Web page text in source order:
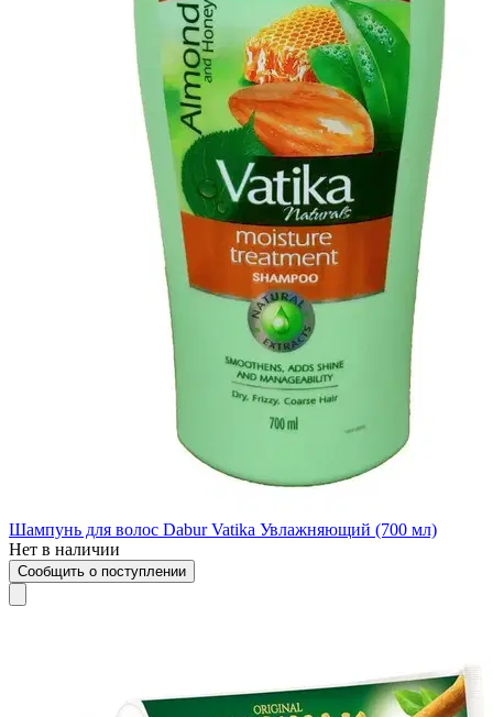
Шампунь для волос Dabur Vatika Увлажняющий (700 мл)
Нет в наличии
Сообщить о поступлении